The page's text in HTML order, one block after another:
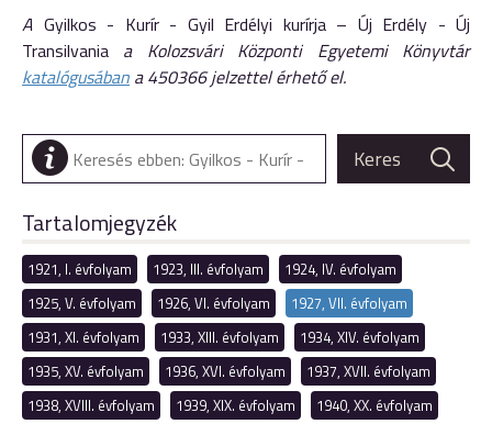
A Gyilkos - Kurír - Gyil Erdélyi kurírja – Új Erdély - Új
Transilvania a Kolozsvári Központi Egyetemi Könyvtár
katalógusában a 450366 jelzettel érhető el.
Tartalomjegyzék
1921, I. évfolyam 1923, III. évfolyam
1924, IV. évfolyam
1925, V. évfolyam
1926, VI. évfolyam
1927, VII. évfolyam
1931, XI. évfolyam
1933, XIII. évfolyam
1934, XIV. évfolyam
1935, XV. évfolyam
1936, XVI. évfolyam
1937, XVII. évfolyam
1938, XVIII. évfolyam
1939, XIX. évfolyam 1940, XX. évfolyam